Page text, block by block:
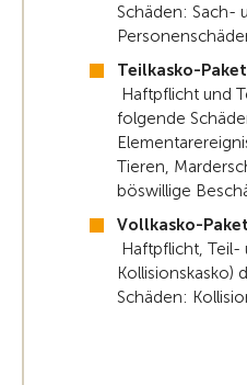
Schäden: Sach-
Teilkasko-Paket
Haftpflicht und
folgende
Tieren,
böswillige
Vollkasko-Paket
Haftpflicht, Teil-
Kollisionskasko)
Schäden: